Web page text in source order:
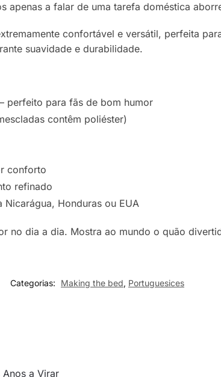
apenas a falar de uma tarefa doméstica
confortável e versátil, perfeita
suavidade e durabilidade.
– perfeito para fãs de bom humor
contêm poliéster)
conforto
refinado
Honduras ou EUA
no dia a dia. Mostra ao mundo o quão
Categorias: Making the bed, Portuguesices